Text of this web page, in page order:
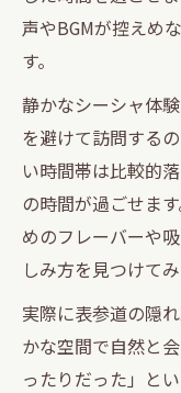
声やBGMが控えめ
す。
静かなシーシャ体
を避けて訪問する
い時間帯は比較的
の時間が過ごせま
めのフレーバーや
しみ方を見つけて
実際に表参道の隠
かな空間で自然と
ったりだった」と